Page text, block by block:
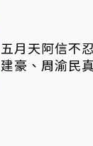
五月天阿信不
建豪、周渝民